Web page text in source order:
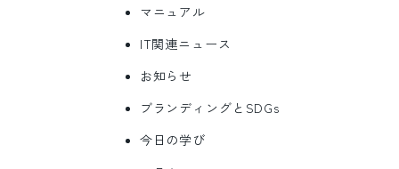
マニュアル
IT関連ニュース
お知らせ
ブランディングとSDGs
今日の学び